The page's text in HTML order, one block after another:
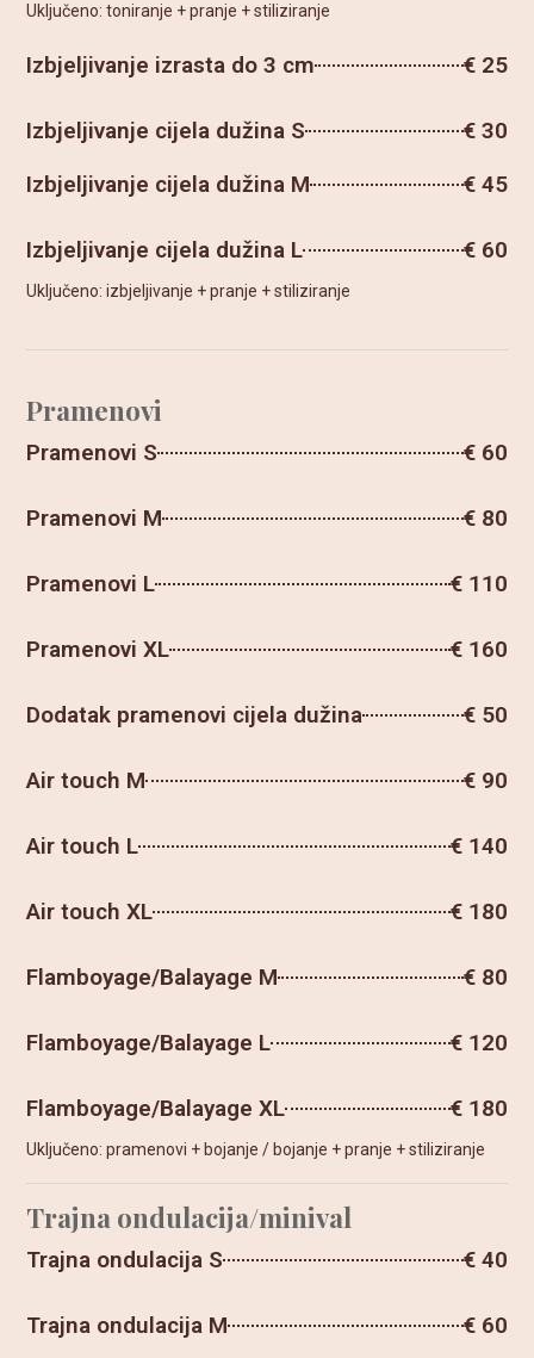
Uključeno: toniranje + pranje + stiliziranje
Izbjeljivanje izrasta do 3 cm € 25
Izbjeljivanje cijela dužina S
€ 30
Izbjeljivanje cijela dužina M
€ 45
Izbjeljivanje cijela dužina L € 60
Uključeno: izbjeljivanje + pranje + stiliziranje
Pramenovi
Pramenovi S € 60
Pramenovi M € 80
Pramenovi L € 110
Pramenovi XL € 160
Dodatak pramenovi cijela dužina € 50
Air touch M € 90
Air touch L € 140
Air touch XL € 180
Flamboyage/Balayage M € 80
Flamboyage/Balayage L € 120
Flamboyage/Balayage XL € 180
Uključeno: pramenovi + bojanje / bojanje + pranje + stiliziranje
Trajna ondulacija/minival
Trajna ondulacija S € 40
Trajna ondulacija M € 60